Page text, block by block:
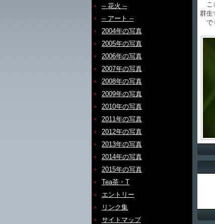
-- 花火 --
-- アート --
2004年の写真
2005年の写真
2006年の写真
2007年の写真
2008年の写真
2009年の写真
2010年の写真
2011年の写真
2012年の写真
2013年の写真
2014年の写真
2015年の写真
Tea茶・T
エントリー
リンク集
サイトマップ
こ
群生
で